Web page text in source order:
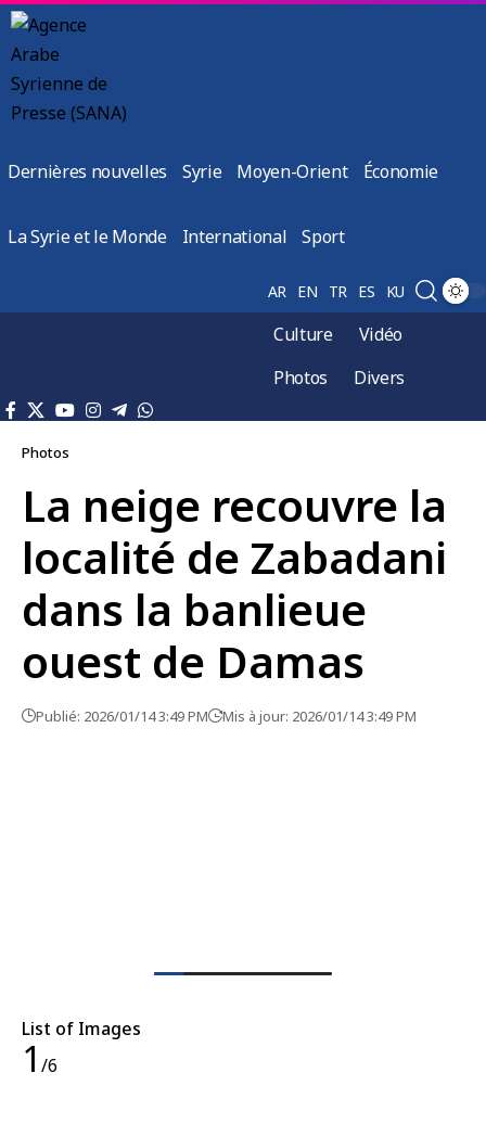
Dernières nouvelles Syrie Moyen-Orient Économie
La Syrie et le Monde International Sport
AR EN TR ES KU
Culture
Vidéo
Photos
Divers
Photos
La neige recouvre la
localité de Zabadani
dans la banlieue
ouest de Damas
Publié: 2026/01/14 3:49 PM Mis à jour: 2026/01/14 3:49 PM
List of Images
1 /6